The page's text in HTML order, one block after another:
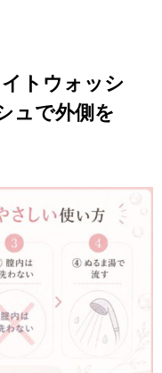
トウォッシ
ュで外側を